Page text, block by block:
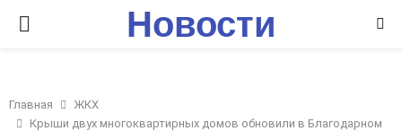
P
I
Новости
Главная
ЖКХ
Крыши двух многоквартирных домов обновили в Благодарном